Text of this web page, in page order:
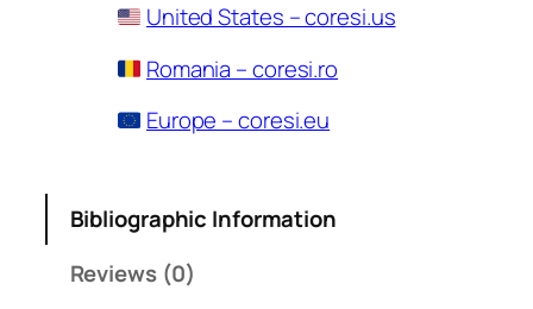
United States – coresi.us
Romania – coresi.ro
Europe – coresi.eu
Bibliographic Information
Reviews (0)